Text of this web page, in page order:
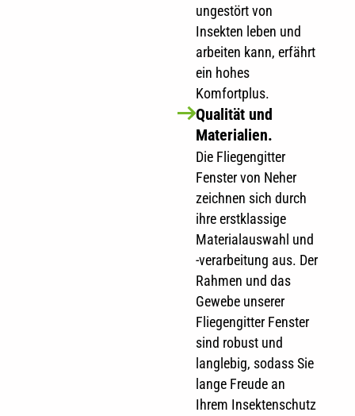
ungestört von
Insekten leben und
arbeiten kann, erfährt
ein hohes
Komfortplus.
Qualität und
Materialien.
Die Fliegengitter
Fenster von Neher
zeichnen sich durch
ihre erstklassige
Materialauswahl und
-verarbeitung aus. Der
Rahmen und das
Gewebe unserer
Fliegengitter Fenster
sind robust und
langlebig, sodass Sie
lange Freude an
Ihrem Insektenschutz